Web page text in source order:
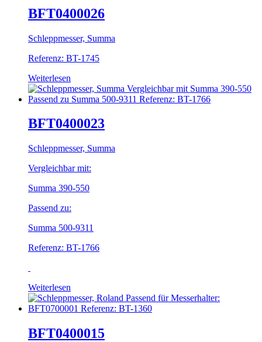
BFT0400026
Schleppmesser, Summa
Referenz: BT-1745
Weiterlesen
BFT0400023
Schleppmesser, Summa
Vergleichbar mit:
Summa 390-550
Passend zu:
Summa 500-9311
Referenz: BT-1766
Weiterlesen
BFT0400015